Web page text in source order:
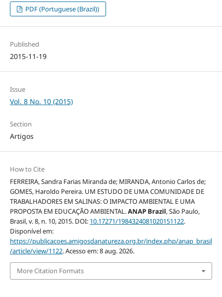
PDF (Portuguese (Brazil))
Published
2015-11-19
Issue
Vol. 8 No. 10 (2015)
Section
Artigos
How to Cite
FERREIRA, Sandra Farias Miranda de; MIRANDA, Antonio Carlos de;
GOMES, Haroldo Pereira. UM ESTUDO DE UMA COMUNIDADE DE
TRABALHADORES EM SALINAS: O IMPACTO AMBIENTAL E UMA
PROPOSTA EM EDUCAÇÃO AMBIENTAL.ANAP Brazil, São Paulo,
Brasil, v. 8, n. 10, 2015. DOI: 10.17271/1984324081020151122.
Disponível em:
https://publicacoes.amigosdanatureza.org.br/index.php/anap_brasil
/article/view/1122. Acesso em: 8 aug. 2026.
More Citation Formats